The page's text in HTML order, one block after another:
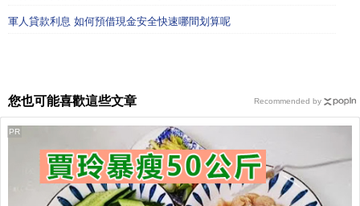
軍人貸款利息 如何預借現金安全快速哪間划算呢
您也可能喜歡這些文章
PR
Recommended by